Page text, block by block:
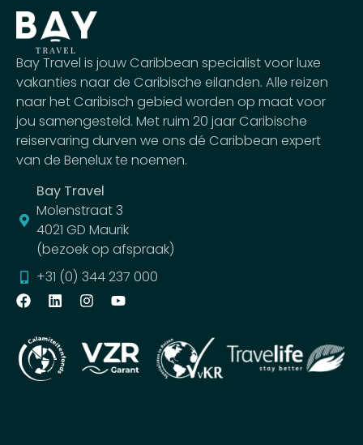
Bay Travel is jouw Caribbean specialist voor luxe
vakanties naar de Caribische eilanden. Alle reizen
naar het Caribisch gebied worden op maat voor
jou samengesteld. Met ruim 20 jaar Caribische
reiservaring durven we ons dé Caribbean expert
van de Benelux te noemen.
Bay Travel
Molenstraat 3
4021 GD Maurik
(bezoek op afspraak)
+31 (0) 344 237 000